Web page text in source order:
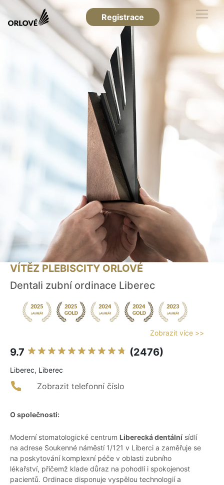
Registrace
VÍTĚZ PLEBISCITY ORLOVÉ
Dentali zubní ordinace Liberec
Zobrazit více >>
9.7 (2476)
Liberec, Liberec
Zobrazit telefonní číslo
O společnosti:
Moderní stomatologické centrum Liberecká dentální sídlí
na adrese Soukenné náměstí 1/121 v Liberci a zaměřuje se
na poskytování komplexní péče v oblasti zubního
lékařství, přičemž klade důraz na pohodlí i spokojenost
pacientů. Ordinace disponuje vyspělou technologií a